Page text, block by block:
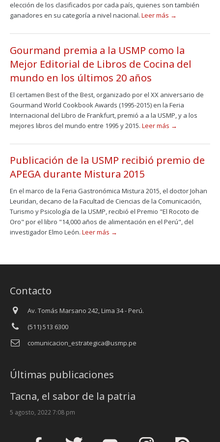
elección de los clasificados por cada país, quienes son también
ganadores en su categoría a nivel nacional. Leer más →
Gourmand premia a la USMP como la
Mejor Editorial de Libros de Cocina del
mundo en los últimos 20 años
El certamen Best of the Best, organizado por el XX aniversario de
Gourmand World Cookbook Awards (1995-2015) en la Feria
Internacional del Libro de Frankfurt, premió a a la USMP, y a los
mejores libros del mundo entre 1995 y 2015. Leer más →
Publicación de la USMP recibió premio de
APEGA durante Mistura 2015
En el marco de la Feria Gastronómica Mistura 2015, el doctor Johan
Leuridan, decano de la Facultad de Ciencias de la Comunicación,
Turismo y Psicología de la USMP, recibió el Premio "El Rocoto de
Oro" por el libro "14,000 años de alimentación en el Perú", del
investigador Elmo León. Leer más →
Contacto
Av. Tomás Marsano 242, Lima 34 - Perú.
(511) 513 6300
comunicacion_estrategica@usmp.pe
Últimas publicaciones
Tacna, el sabor de la patria
5 agosto, 2022 7:08 pm